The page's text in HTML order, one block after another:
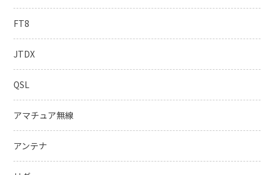
FT8
JTDX
QSL
アマチュア無線
アンテナ